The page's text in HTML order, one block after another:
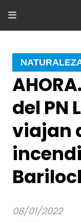
del PN
viajan
08/01/2022